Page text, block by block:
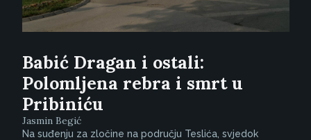
Babić Dragan i ostali:
Polomljena rebra i smrt u
Pribiniću
Jasmin Begić
Na suđenju za zločine na području Teslića, svjedok